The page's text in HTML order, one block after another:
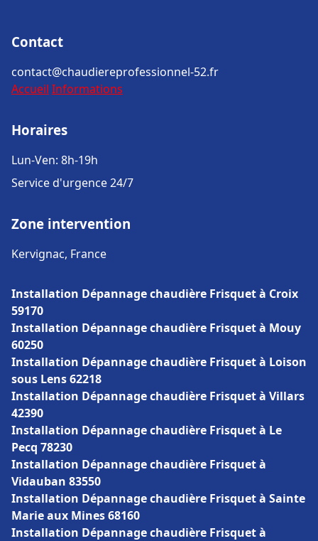
Contact
contact@chaudiereprofessionnel-52.fr
Accueil Informations
Horaires
Lun-Ven: 8h-19h
Service d'urgence 24/7
Zone intervention
Kervignac, France
Installation Dépannage chaudière Frisquet à Croix
59170
Installation Dépannage chaudière Frisquet à Mouy
60250
Installation Dépannage chaudière Frisquet à Loison
sous Lens 62218
Installation Dépannage chaudière Frisquet à Villars
42390
Installation Dépannage chaudière Frisquet à Le
Pecq 78230
Installation Dépannage chaudière Frisquet à
Vidauban 83550
Installation Dépannage chaudière Frisquet à Sainte
Marie aux Mines 68160
Installation Dépannage chaudière Frisquet à